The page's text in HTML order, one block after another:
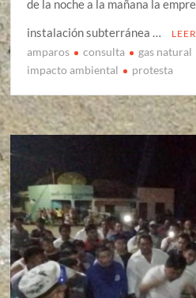
de la noche a la mañana la
instalación subterránea …
amparos consulta gas natural
impacto ambiental
protesta